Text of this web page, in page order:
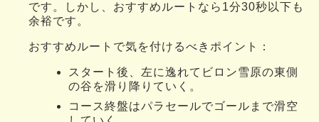
です。しかし、おすすめルートなら1分30秒以下も
余裕です。
おすすめルートで気を付けるべきポイント：
スタート後、左に逸れてビロン雪原の東側
の谷を滑り降りていく。
コース終盤はパラセールでゴールまで滑空